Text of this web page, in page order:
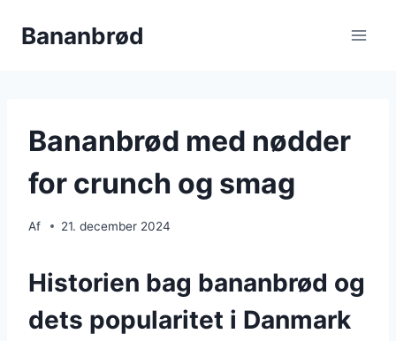
Bananbrød
Bananbrød med nødder
for crunch og smag
Af 21. december 2024
Historien bag bananbrød og
dets popularitet i Danmark